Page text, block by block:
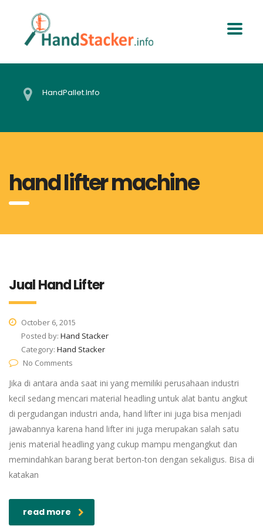
HandPallet.Info
hand lifter machine
Jual Hand Lifter
October 6, 2015
Posted by: Hand Stacker
Category: Hand Stacker
No Comments
Jika di antara anda saat ini yang memiliki perusahaan industri
kecil sedang mencari material headling untuk alat bantu angkut
di pergudangan industri anda, hand lifter ini juga bisa menjadi
jawabannya karena hand lifter ini juga merupakan salah satu
jenis material headling yang cukup mampu mengangkut dan
memindahkan barang berat berton-ton dengan sekaligus. Bisa di
katakan
read more